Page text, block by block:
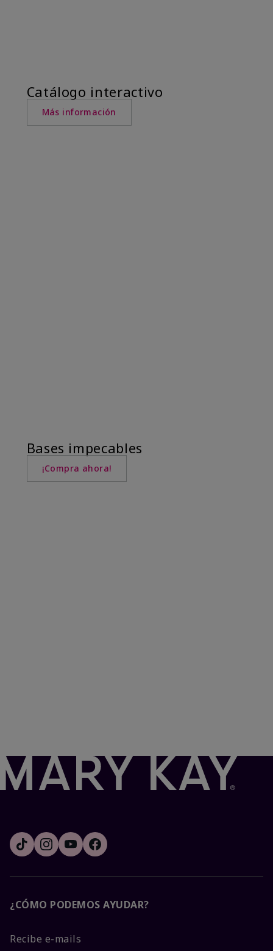
Catálogo interactivo
Más información
Bases impecables
¡Compra ahora!
¿CÓMO PODEMOS AYUDAR?
Recibe e-mails